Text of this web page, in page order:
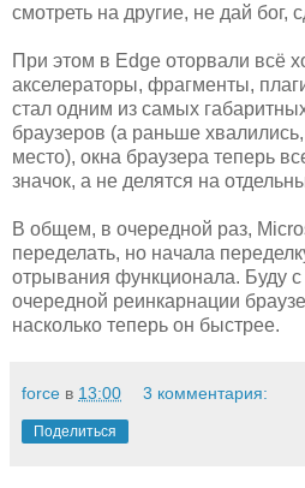
смотреть на другие, не дай бог,
При этом в Edge оторвали всё
акселераторы, фрагменты,
стал одним из самых
браузеров (а раньше
место), окна браузера теперь
значок, а не делятся на
В общем, в очередной раз,
переделать, но начала
отрывания функционала. Буду
очередной реинкарнации
насколько теперь он быстрее.
force в 13:00 3 комментария:
Поделиться